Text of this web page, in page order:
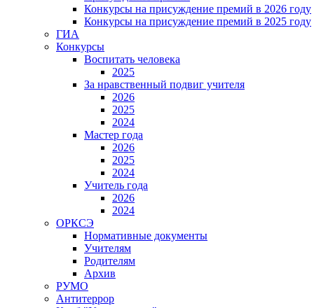
Конкурсы на присуждение премий в 2026 году
Конкурсы на присуждение премий в 2025 году
ГИА
Конкурсы
Воспитать человека
2025
За нравственный подвиг учителя
2026
2025
2024
Мастер года
2026
2025
2024
Учитель года
2026
2024
ОРКСЭ
Нормативные документы
Учителям
Родителям
Архив
РУМО
Антитеррор